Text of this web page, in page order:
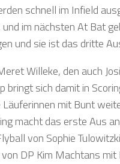
schnell im Infield
im nächsten At Bat
und sie ist das dritte
Willeke, den auch
sich damit in
mit Bunt
macht das erste Aus
von Sophie
DP Kim Machtans